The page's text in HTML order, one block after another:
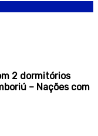
2 dormitórios
– Nações com